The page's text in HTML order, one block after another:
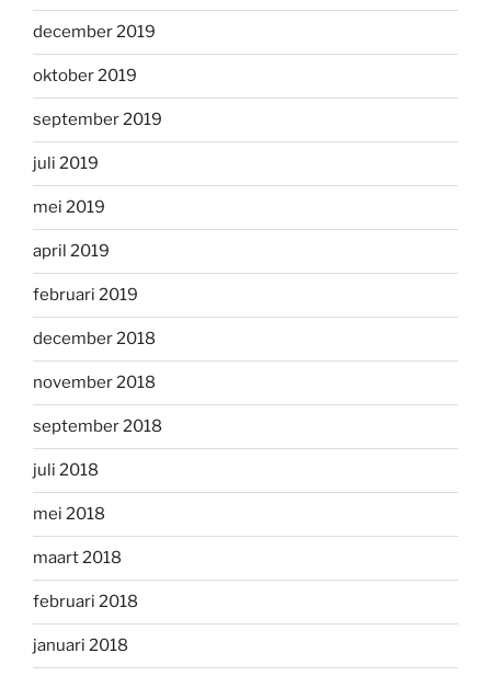
december 2019
oktober 2019
september 2019
juli 2019
mei 2019
april 2019
februari 2019
december 2018
november 2018
september 2018
juli 2018
mei 2018
maart 2018
februari 2018
januari 2018